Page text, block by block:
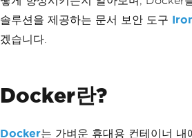
솔루션을 제공하는 문서 보안 도구
겠습니다.
Docker란?
Docker는 가벼운 휴대용 컨테이너 내